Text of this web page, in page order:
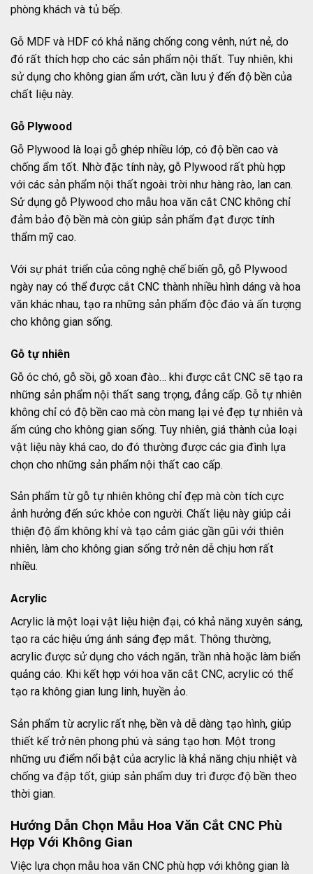
phòng khách và tủ bếp.
Gỗ MDF và HDF có khả năng chống cong vênh, nứt nẻ, do
đó rất thích hợp cho các sản phẩm nội thất. Tuy nhiên, khi
sử dụng cho không gian ẩm ướt, cần lưu ý đến độ bền của
chất liệu này.
Gỗ Plywood
Gỗ Plywood là loại gỗ ghép nhiều lớp, có độ bền cao và
chống ẩm tốt. Nhờ đặc tính này, gỗ Plywood rất phù hợp
với các sản phẩm nội thất ngoài trời như hàng rào, lan can.
Sử dụng gỗ Plywood cho mẫu hoa văn cắt CNC không chỉ
đảm bảo độ bền mà còn giúp sản phẩm đạt được tính
thẩm mỹ cao.
Với sự phát triển của công nghệ chế biến gỗ, gỗ Plywood
ngày nay có thể được cắt CNC thành nhiều hình dáng và hoa
văn khác nhau, tạo ra những sản phẩm độc đáo và ấn tượng
cho không gian sống.
Gỗ tự nhiên
Gỗ óc chó, gỗ sồi, gỗ xoan đào… khi được cắt CNC sẽ tạo ra
những sản phẩm nội thất sang trọng, đẳng cấp. Gỗ tự nhiên
không chỉ có độ bền cao mà còn mang lại vẻ đẹp tự nhiên và
ấm cúng cho không gian sống. Tuy nhiên, giá thành của loại
vật liệu này khá cao, do đó thường được các gia đình lựa
chọn cho những sản phẩm nội thất cao cấp.
Sản phẩm từ gỗ tự nhiên không chỉ đẹp mà còn tích cực
ảnh hưởng đến sức khỏe con người. Chất liệu này giúp cải
thiện độ ẩm không khí và tạo cảm giác gần gũi với thiên
nhiên, làm cho không gian sống trở nên dễ chịu hơn rất
nhiều.
Acrylic
Acrylic là một loại vật liệu hiện đại, có khả năng xuyên sáng,
tạo ra các hiệu ứng ánh sáng đẹp mắt. Thông thường,
acrylic được sử dụng cho vách ngăn, trần nhà hoặc làm biển
quảng cáo. Khi kết hợp với hoa văn cắt CNC, acrylic có thể
tạo ra không gian lung linh, huyền ảo.
Sản phẩm từ acrylic rất nhẹ, bền và dễ dàng tạo hình, giúp
thiết kế trở nên phong phú và sáng tạo hơn. Một trong
những ưu điểm nổi bật của acrylic là khả năng chịu nhiệt và
chống va đập tốt, giúp sản phẩm duy trì được độ bền theo
thời gian.
Hướng Dẫn Chọn Mẫu Hoa Văn Cắt CNC Phù
Hợp Với Không Gian
Việc lựa chọn mẫu hoa văn CNC phù hợp với không gian là